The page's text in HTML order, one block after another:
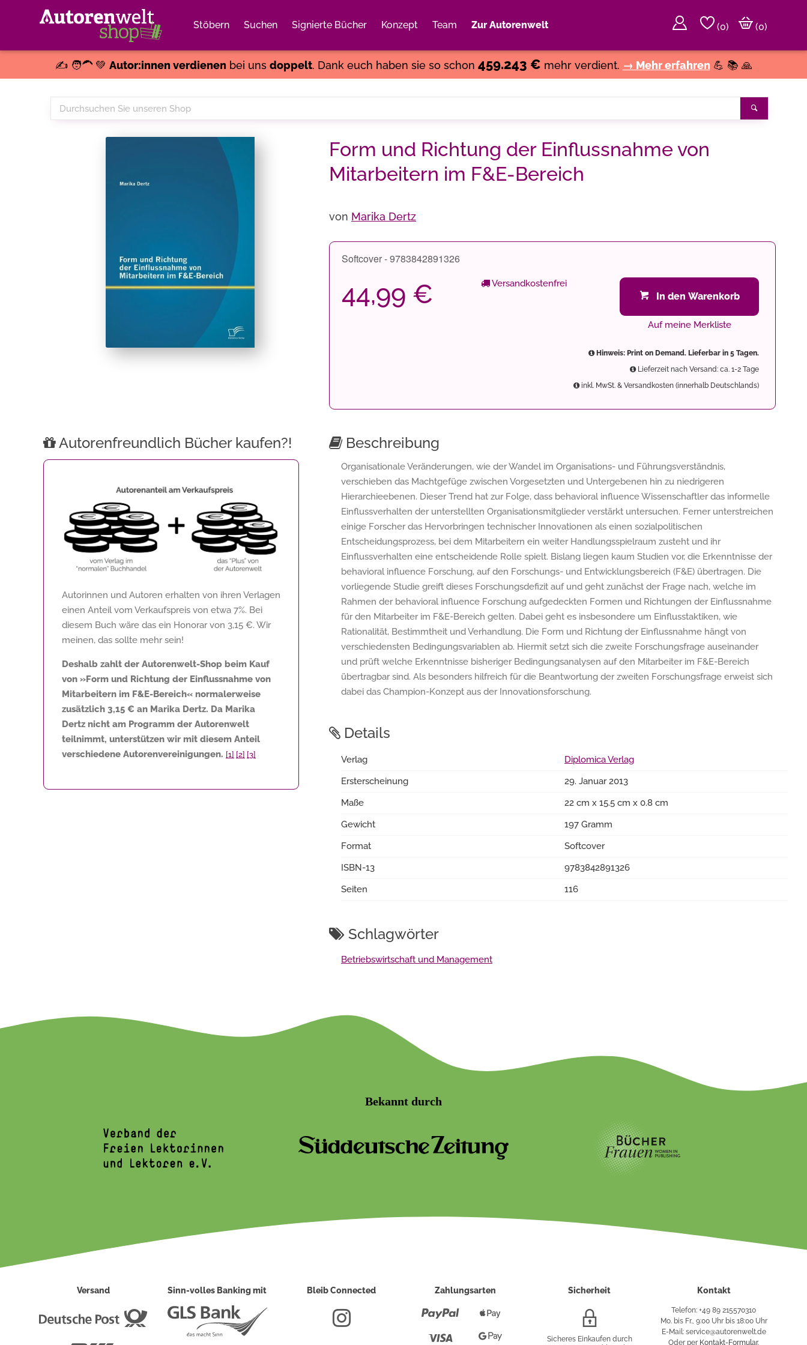
Stöbern Suchen Signierte Bücher Konzept Team Zur Autorenwelt (0)
(0)
✍️ 🧑‍🦱 💚 Autor:innen verdienenbei uns doppelt. Dank euch haben sie so schon 459.243 € mehr verdient. → Mehr erfahren 💪 📚 🙏
Durchsuchen
Sie
Form und Richtung der Einflussnahme von
Mitarbeitern im F&E-Bereich
von Marika Dertz
Softcover - 9783842891326
44,99 € Versandkostenfrei
In den Warenkorb
Auf meine Merkliste
Hinweis: Print on Demand. Lieferbar in 5 Tagen.
Lieferzeit nach Versand: ca. 1-2 Tage
inkl. MwSt. & Versandkosten (innerhalb Deutschlands)
Autorenfreundlich Bücher kaufen?!
Autorinnen und Autoren erhalten von ihren Verlagen
einen Anteil vom Verkaufspreis von etwa 7%. Bei
diesem Buch wäre das ein Honorar von 3,15 €. Wir
meinen, das sollte mehr sein!
Deshalb zahlt der Autorenwelt-Shop beim Kauf
von »Form und Richtung der Einflussnahme von
Mitarbeitern im F&E-Bereich« normalerweise
zusätzlich 3,15 € an Marika Dertz. Da Marika
Dertz nicht am Programm der Autorenwelt
teilnimmt, unterstützen wir mit diesem Anteil
verschiedene Autorenvereinigungen. [1] [2] [3]
Beschreibung
Organisationale Veränderungen, wie der Wandel im Organisations- und Führungsverständnis,
verschieben das Machtgefüge zwischen Vorgesetzten und Untergebenen hin zu niedrigeren
Hierarchieebenen. Dieser Trend hat zur Folge, dass behavioral influence Wissenschaftler das informelle
Einflussverhalten der unterstellten Organisationsmitglieder verstärkt untersuchen. Ferner unterstreichen
einige Forscher das Hervorbringen technischer Innovationen als einen sozialpolitischen
Entscheidungsprozess, bei dem Mitarbeitern ein weiter Handlungsspielraum zusteht und ihr
Einflussverhalten eine entscheidende Rolle spielt. Bislang liegen kaum Studien vor, die Erkenntnisse der
behavioral influence Forschung, auf den Forschungs- und Entwicklungsbereich (F&E) übertragen. Die
vorliegende Studie greift dieses Forschungsdefizit auf und geht zunächst der Frage nach, welche im
Rahmen der behavioral influence Forschung aufgedeckten Formen und Richtungen der Einflussnahme
für den Mitarbeiter im F&E-Bereich gelten. Dabei geht es insbesondere um Einflusstaktiken, wie
Rationalität, Bestimmtheit und Verhandlung. Die Form und Richtung der Einflussnahme hängt von
verschiedensten Bedingungsvariablen ab. Hiermit setzt sich die zweite Forschungsfrage auseinander
und prüft welche Erkenntnisse bisheriger Bedingungsanalysen auf den Mitarbeiter im F&E-Bereich
übertragbar sind. Als besonders hilfreich für die Beantwortung der zweiten Forschungsfrage erweist sich
dabei das Champion-Konzept aus der Innovationsforschung.
Details
Verlag
Diplomica Verlag
Ersterscheinung
29. Januar 2013
Maße
22 cm x 15.5 cm x 0.8 cm
Gewicht
197 Gramm
Format
Softcover
ISBN-13
9783842891326
Seiten
116
Schlagwörter
Betriebswirtschaft und Management
Bekannt durch
Versand
Deutsche
Sinn-volles Banking mit Bleib Connected Zahlungsarten
Paypal
Pay
Sicherheit
Verschlüsselung
Sicheres Einkaufen durch
Kontakt
Telefon: +49 89 215570310
Mo. bis Fr., 9:00 Uhr bis 18:00 Uhr
E-Mail: service@autorenwelt.de
Oder per Kontakt-Formular.